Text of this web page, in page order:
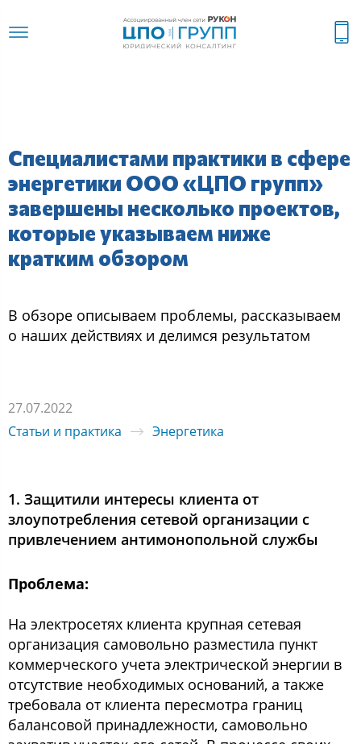
Специалистами практики в сфере
энергетики ООО «ЦПО групп»
завершены несколько проектов,
которые указываем ниже
кратким обзором
В обзоре описываем проблемы, рассказываем
о наших действиях и делимся результатом
27.07.2022
Статьи и практика
Энергетика
1. Защитили интересы клиента от
злоупотребления сетевой организации с
привлечением антимонопольной службы
Проблема:
На электросетях клиента крупная сетевая
организация самовольно разместила пункт
коммерческого учета электрической энергии в
отсутствие необходимых оснований, а также
требовала от клиента пересмотра границ
балансовой принадлежности, самовольно